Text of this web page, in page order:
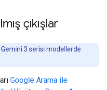
çıkışlar
Gemini 3 serisi modellerde
Google Arama ile